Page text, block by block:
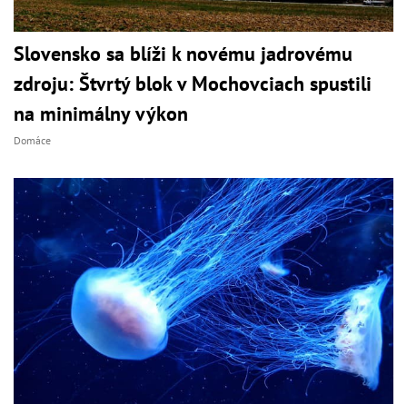
Slovensko sa blíži k novému jadrovému
zdroju: Štvrtý blok v Mochovciach spustili
na minimálny výkon
Domáce